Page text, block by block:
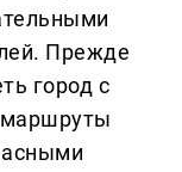
Прежде
город с